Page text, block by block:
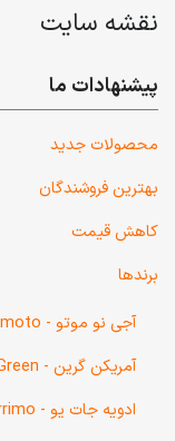
نقشه سایت
پیشنهادات ما
محصولات جدید
بهترین فروشندگان
کاهش قیمت
برندها
آجی نو موتو - Ajinomoto
آمریکن گرین - American Green
ادویه جات یو - uberrimo